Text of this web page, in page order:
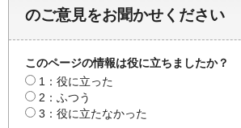
のご意見をお聞かせください
このページの情報は役に立ちましたか？
1：役に立った
2：ふつう
3：役に立たなかった